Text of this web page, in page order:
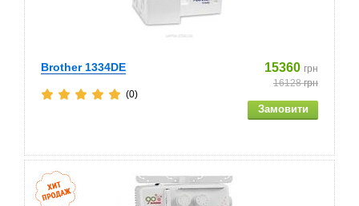
Brother 1334DE 15360 грн
16128грн
(0)